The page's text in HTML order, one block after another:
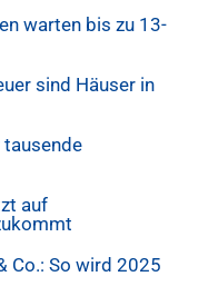
warten bis zu 13-
sind Häuser in
tausende
auf
Co.: So wird 2025